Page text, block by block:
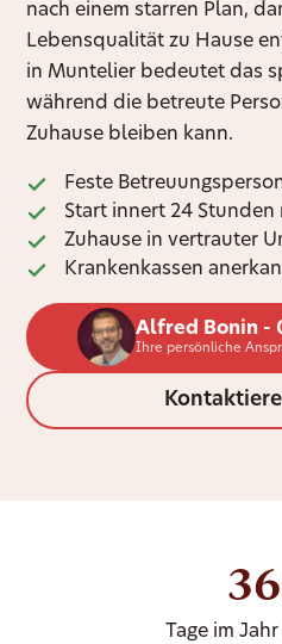
nach einem starren Plan,
Lebensqualität zu Hause
in Muntelier bedeutet das
während die betreute
Zuhause bleiben kann.
Feste
Start innert 24 Stunden
Zuhause in vertrauter
Krankenkassen
Alfred Bonin -
Ihre persönliche
Tage im